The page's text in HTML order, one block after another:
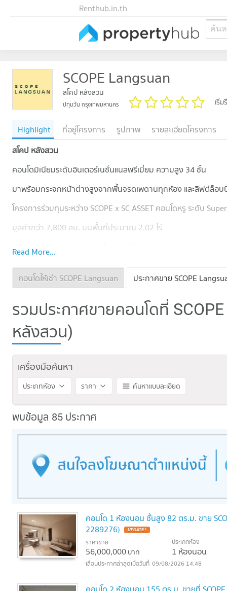
Renthub.in.th
ค้นห
SCOPE Langsuan
สโคป หลังสวน
ปทุมวัน กรุงเทพมหานคร เริ่
Highlight ที่อยู่โครงการ รูปภาพ
รายละเอียดโครงการ
สโคป หลังสวน
คอนโดมิเนียมระดับอินเตอร์เนชั่นแนลพรีเมี่ยม ความสูง 34 ชั้น
มาพร้อมกระจกหน้าต่างสูงจากพื้นจรดเพดานทุกห้อง และลิฟต์ล็อ
โครงการร่วมทุนระหว่าง SCOPE x SC ASSET คอนโดหรู ระดับ
มูลค่ากว่า 7,800 ลบ. บนพื้นที่ประมาณ 2.02 ไร่
ทำเลหลังสวน ศูนย์รวมธุรกิจใจกลางเมือง
มาพร้อมกับสิ่งอำนวยความสะดวกที่เหนือระดับ ตอบโจทย์การใช้ชีวิ
ไม่ว่าจะเป็นห้องฉายภาพยนตร์ที่มีระบบภาพเสียงที่ทันสมัย ห้องปร
การเดินทางสะดวก
รถไฟฟ้า BTS ชิดลม
ถนนเพลินจิต
ถนนวิทยุ
ทางพิเศษเฉลิมมหานคร
Central ชิดลม
Gaysorn Village
จุฬาลงกรณ์มหาวิทยาลัย
รร.เตรียมอุดมศึกษาพัฒนาการ
รพ.ตำรวจ
สน.ปทุมวัน
Read More...
คอนโดให้เช่า SCOPE Langsuan
ประกาศขาย SCOPE
รวมประกาศขายคอนโดที่
หลังสวน)
เครื่องมือค้นหา
ประเภทห้อง ราคา ค้นหาแบบละเอียด
พบข้อมูล 85 ประกาศ
คอนโด 1 ห้องนอน ชั้นสูง 82 ตร.ม. ขาย
2289276)
UPDATE !
ราคาขาย
56,000,000บาท
ประเภทห้อง
1 ห้องนอน
09/08/2026 14:48